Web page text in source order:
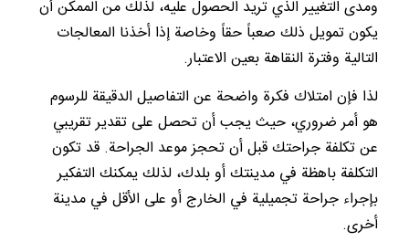
ومدى التغيير الذي تريد الحصول عليه، لذلك من الممكن أن
يكون تمويل ذلك صعباً حقاً وخاصة إذا أخذنا المعالجات
التالية وفترة النقاهة بعين الاعتبار.
لذا فإن امتلاك فكرة واضحة عن التفاصيل الدقيقة للرسوم
هو أمر ضروري، حيث يجب أن تحصل على تقدير تقريبي
عن تكلفة جراحتك قبل أن تحجز موعد الجراحة. قد تكون
التكلفة باهظة في مدينتك أو بلدك، لذلك يمكنك التفكير
بإجراء جراحة تجميلية في الخارج أو على الأقل في مدينة
أخرى.